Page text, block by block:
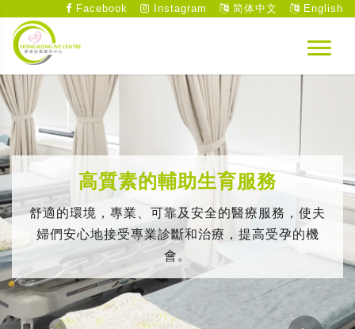
Facebook Instagram 简体中文 English
高質素的輔助生育服務
舒適的環境，專業、可靠及安全的醫療服務，使夫
婦們安心地接受專業診斷和治療，提高受孕的機
會。